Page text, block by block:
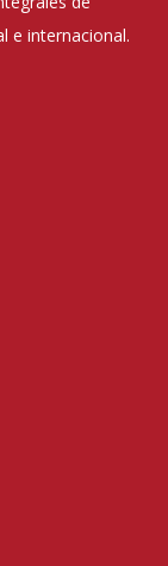
e internacional.